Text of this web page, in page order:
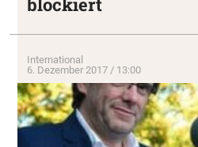
International
6. Dezember 2017 / 13:00